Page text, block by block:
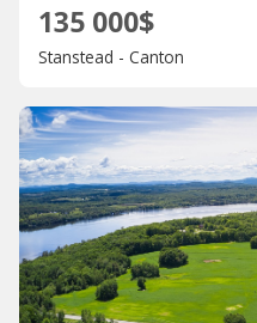
135 000$
Stanstead - Canton